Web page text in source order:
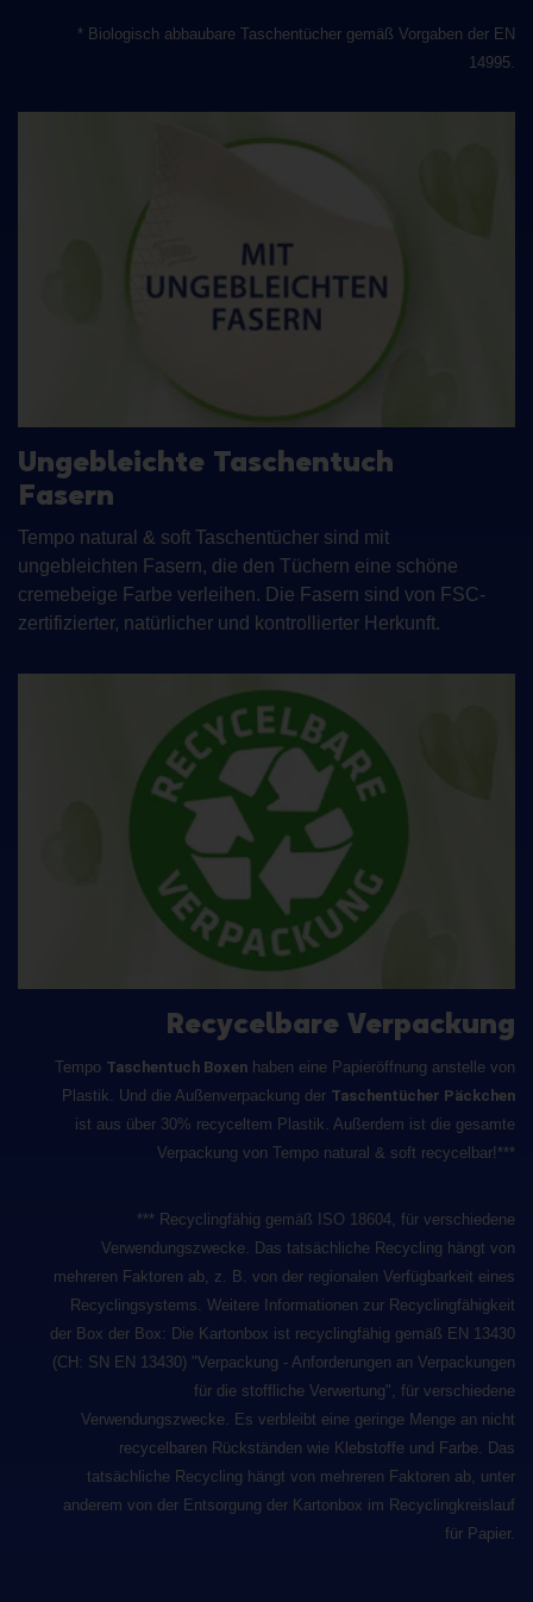
* Biologisch abbaubare Taschentücher gemäß Vorgaben der EN
14995.
Ungebleichte Taschentuch
Fasern
Tempo natural & soft Taschentücher sind mit
ungebleichten Fasern, die den Tüchern eine schöne
cremebeige Farbe verleihen. Die Fasern sind von FSC-
zertifizierter, natürlicher und kontrollierter Herkunft.
Recycelbare Verpackung
Tempo Taschentuch Boxen haben eine Papieröffnung anstelle von
Plastik. Und die Außenverpackung der Taschentücher Päckchen
ist aus über 30% recyceltem Plastik . Außerdem ist die gesamte
Verpackung von Tempo natural & soft recycelbar!***
*** Recyclingfähig gemäß ISO 18604, für verschiedene
Verwendungszwecke. Das tatsächliche Recycling hängt von
mehreren Faktoren ab, z. B. von der regionalen Verfügbarkeit eines
Recyclingsystems. Weitere Informationen zur Recyclingfähigkeit
der Box der Box: Die Kartonbox ist recyclingfähig gemäß EN 13430
(CH: SN EN 13430) "Verpackung - Anforderungen an Verpackungen
für die stoffliche Verwertung", für verschiedene
Verwendungszwecke. Es verbleibt eine geringe Menge an nicht
recycelbaren Rückständen wie Klebstoffe und Farbe. Das
tatsächliche Recycling hängt von mehreren Faktoren ab, unter
anderem von der Entsorgung der Kartonbox im Recyclingkreislauf
für Papier.